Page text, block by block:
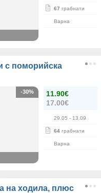
67 грабнати
Варна
с поморийска
11.90€
17.00€
29.05 - 13.09
64 грабнати
Варна
-30%
на ходила, плюс